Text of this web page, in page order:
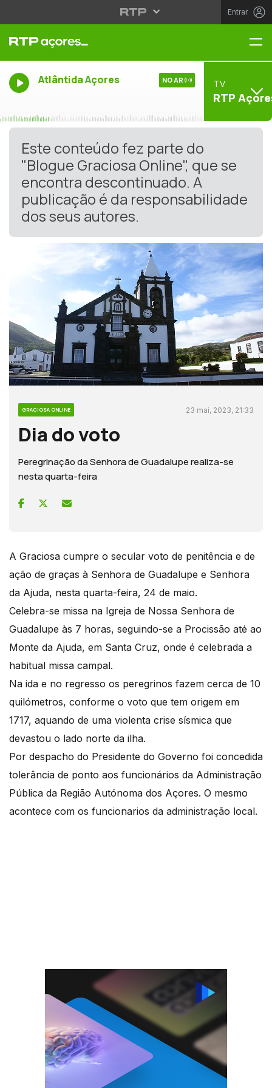
Entrar
Atlântida Açores NO AR TV
RTP
Este conteúdo fez parte do
"Blogue Graciosa Online", que se
encontra descontinuado. A
publicação é da responsabilidade
dos seus autores.
GRACIOSA ONLINE 23 mai, 2023, 21:33
Dia do voto
Peregrinação da Senhora de Guadalupe realiza-se
nesta quarta-feira
A Graciosa cumpre o secular voto de penitência e de
ação de graças à Senhora de Guadalupe e Senhora
da Ajuda, nesta quarta-feira, 24 de maio.
Celebra-se missa na Igreja de Nossa Senhora de
Guadalupe às 7 horas, seguindo-se a Procissão até ao
Monte da Ajuda, em Santa Cruz, onde é celebrada a
habitual missa campal.
Na ida e no regresso os peregrinos fazem cerca de 10
quilómetros, conforme o voto que tem origem em
1717, aquando de uma violenta crise sísmica que
devastou o lado norte da ilha.
Por despacho do Presidente do Governo foi concedida
tolerância de ponto aos funcionários da Administração
Pública da Região Autónoma dos Açores. O mesmo
acontece com os funcionarios da administração local.